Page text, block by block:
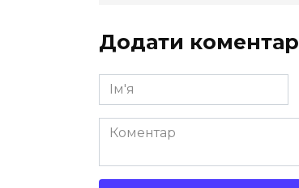
Додати коментар
Ім'я
*
Коментар